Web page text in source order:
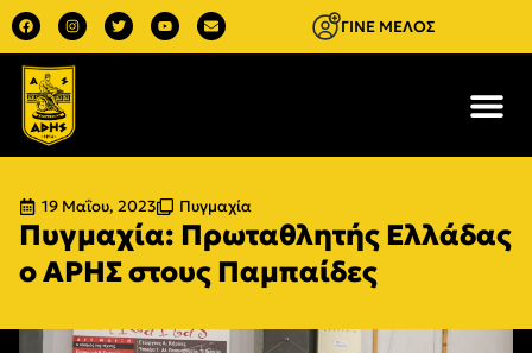
ΓΙΝΕ ΜΕΛΟΣ
19 Μαΐου, 2023 Πυγμαχία
Πυγμαχία: Πρωταθλητής Ελλάδας
ο ΑΡΗΣ στους Παμπαίδες